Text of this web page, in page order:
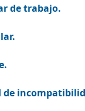
de trabajo.
de